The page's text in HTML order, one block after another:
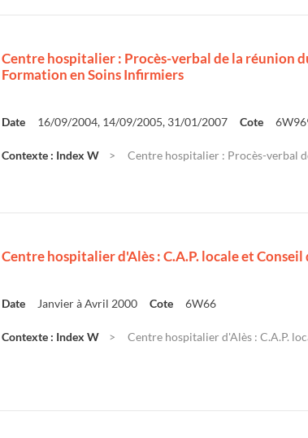
Centre hospitalier : Procès-verbal de la réunion
Formation en Soins Infirmiers
Date 16/09/2004, 14/09/2005, 31/01/2007 Cote
Contexte : Index W Centre hospitalier : Procès-verbal
Centre hospitalier d'Alès : C.A.P. locale et
Date Janvier à Avril 2000 Cote 6W66
Contexte : Index W Centre hospitalier d'Alès : C.A.P.